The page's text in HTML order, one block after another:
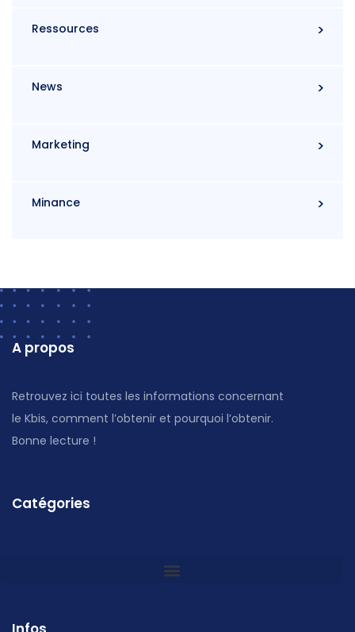
Ressources
News
Marketing
Minance
A propos
Retrouvez ici toutes les informations concernant
le Kbis, comment l’obtenir et pourquoi l’obtenir.
Bonne lecture !
Catégories